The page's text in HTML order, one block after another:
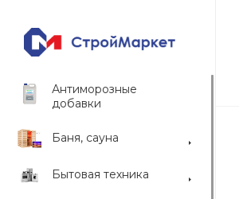
Антиморозные
добавки
Баня, сауна
Бытовая техника